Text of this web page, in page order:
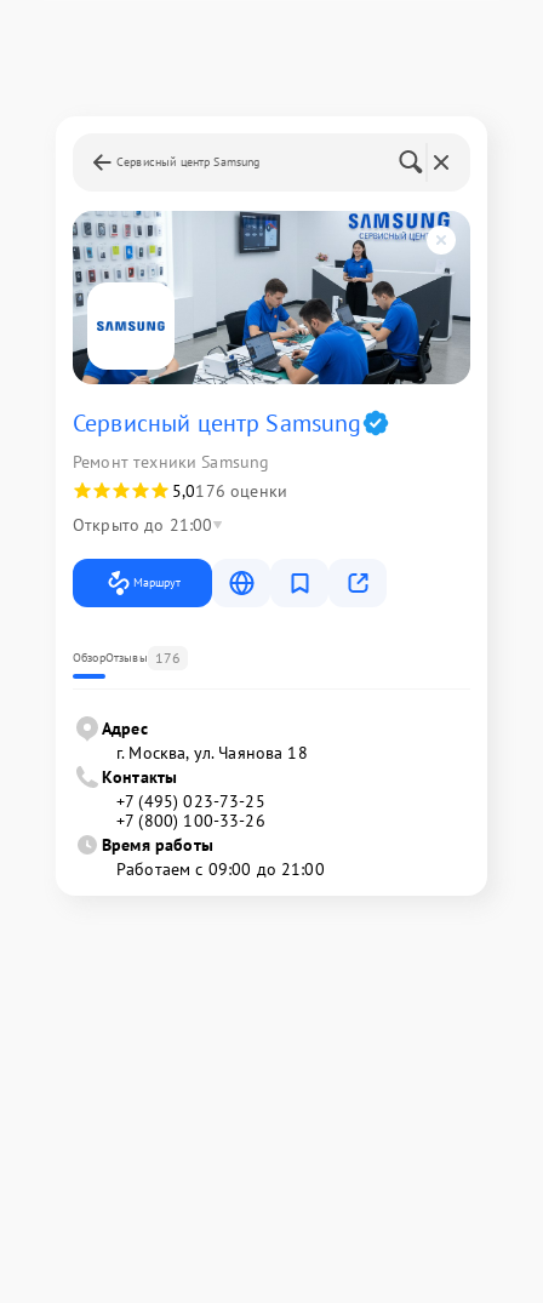
Сервисный центр Samsung
Сервисный центр Samsung
Ремонт техники Samsung
5,0176 оценки
Открыто до 21:00
Маршрут
ОбзорОтзывы 176
Адрес
г. Москва, ул. Чаянова 18
Контакты
+7 (495) 023-73-25
+7 (800) 100-33-26
Время работы
Работаем с 09:00 до 21:00